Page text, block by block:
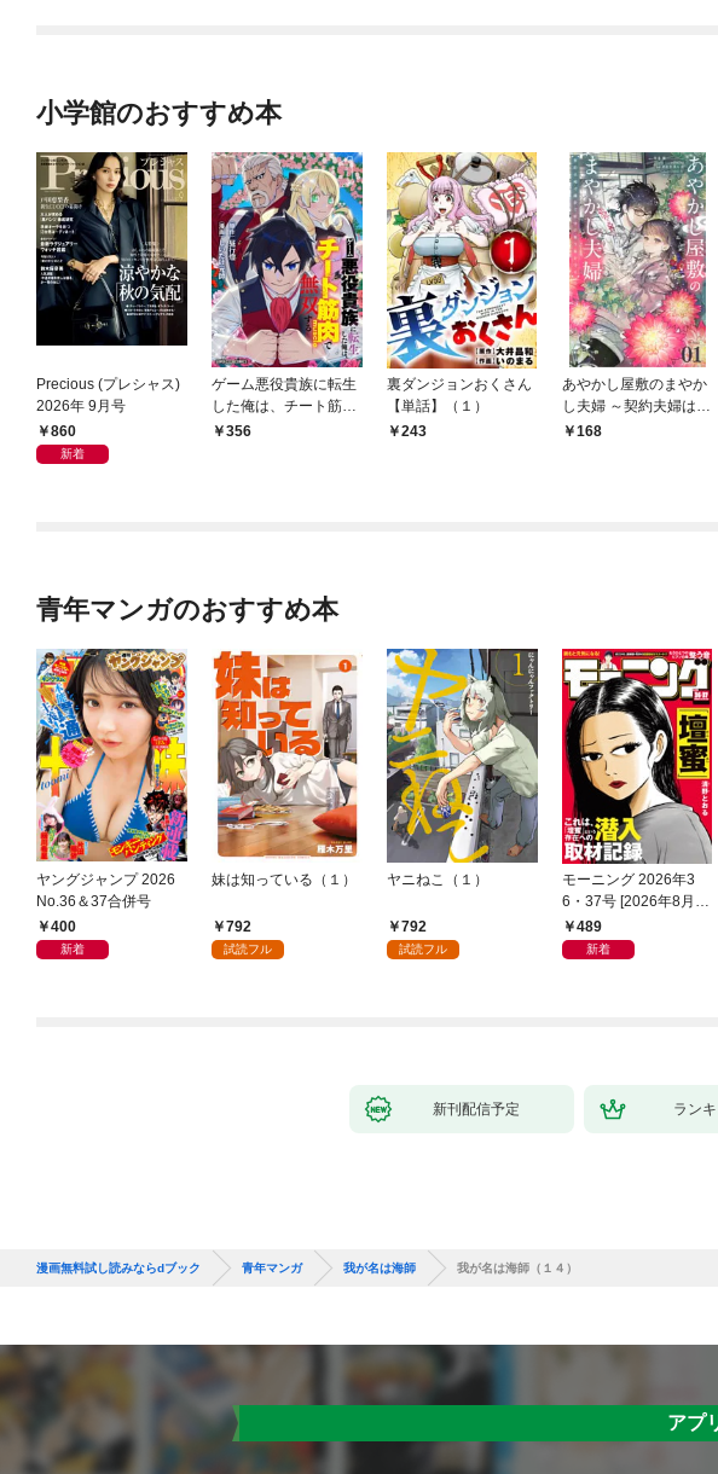
小学館のおすすめ本
Precious (プレシャス)
2026年 9月号
860
新着
ゲーム悪役貴族に転生
した俺は、チート筋肉
で無双する【単話】
356
裏ダンジョンおくさん
【単話】（１）
243
あやかし屋敷のまやか
し夫婦 ～契約夫婦は鎌
倉で妖怪の集う家を守
168
青年マンガのおすすめ本
ヤングジャンプ 2026
No.36＆37合併号
400
新着
妹は知っている（１）
792
試読フル
ヤニねこ（１）
792
試読フル
モーニング 2026年3
6・37号 [2026年8月6
日発売]
489
新着
新刊配信予定 ラン
漫画無料試し読みならdブック 青年マンガ 我が名は海師 我が名は海師（１４）
アプ